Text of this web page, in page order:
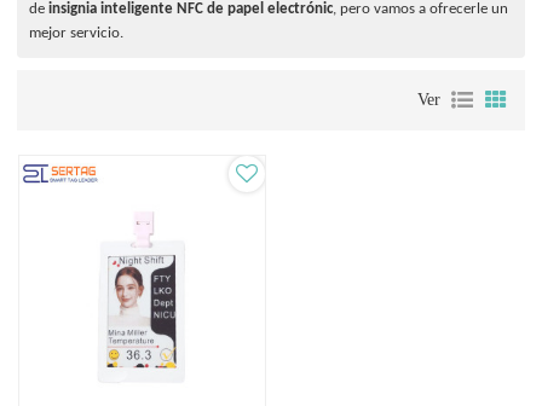
deinsignia inteligente NFC de papel electrónic, pero vamos a ofrecerle un
mejor servicio.
Ver